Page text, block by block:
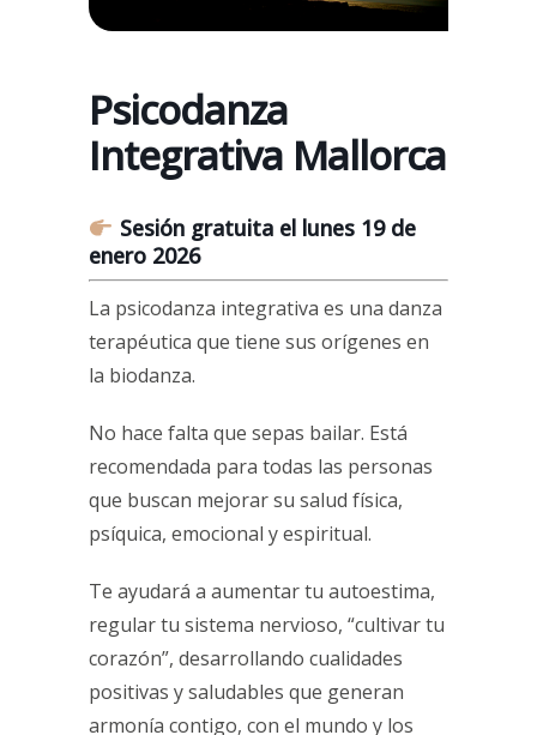
Psicodanza
Integrativa Mallorca
Sesión gratuita el lunes 19 de
enero 2026
La psicodanza integrativa es una danza
terapéutica que tiene sus orígenes en
la biodanza.
No hace falta que sepas bailar. Está
recomendada para todas las personas
que buscan mejorar su salud física,
psíquica, emocional y espiritual.
Te ayudará a aumentar tu autoestima,
regular tu sistema nervioso, “cultivar tu
corazón”, desarrollando cualidades
positivas y saludables que generan
armonía contigo, con el mundo y los